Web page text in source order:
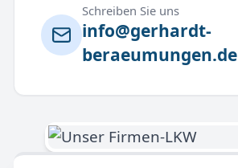
Schreiben Sie uns
info@gerhardt-
beraeumungen.de